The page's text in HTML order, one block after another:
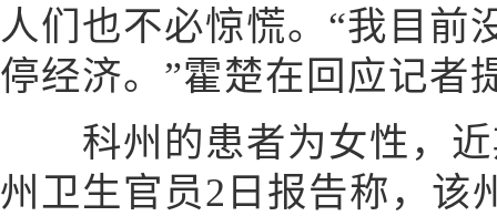
人们也不必惊慌。“我目前
停经济。”霍楚在回应记者
科州的患者为女性，近
州卫生官员2日报告称，该